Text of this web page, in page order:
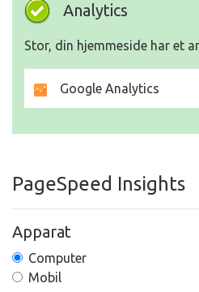
Analytics
Stor, din hjemmeside har et
Google Analytics
PageSpeed Insights
Apparat
Computer
Mobil